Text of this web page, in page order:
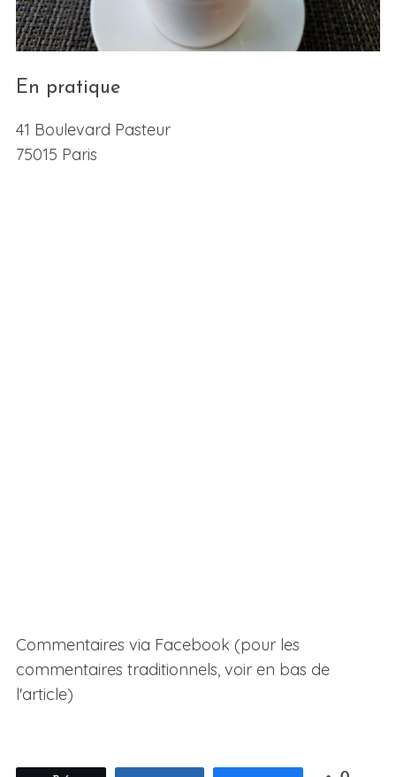
En pratique
41 Boulevard Pasteur
75015 Paris
Commentaires via Facebook (pour les
commentaires traditionnels, voir en bas de
l'article)